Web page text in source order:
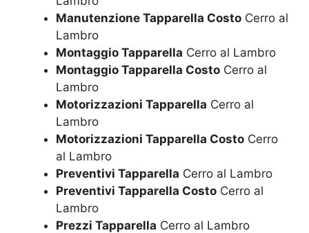
Manutenzione Tapparella Costo Cerro al
Lambro
Montaggio Tapparella Cerro al Lambro
Montaggio Tapparella Costo Cerro al
Lambro
Motorizzazioni Tapparella Cerro al
Lambro
Motorizzazioni Tapparella Costo Cerro
al Lambro
Preventivi Tapparella Cerro al Lambro
Preventivi Tapparella Costo Cerro al
Lambro
Prezzi Tapparella Cerro al Lambro